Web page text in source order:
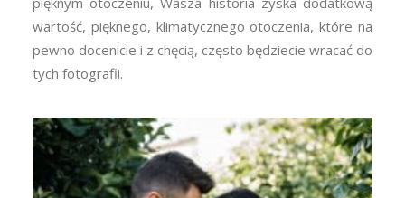
wartość, pięknego, klimatycznego otoczenia, które na
pewno docenicie i z chęcią, często będziecie wracać do
tych fotografii.